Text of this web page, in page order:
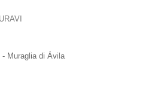
Muraglia di Ávila